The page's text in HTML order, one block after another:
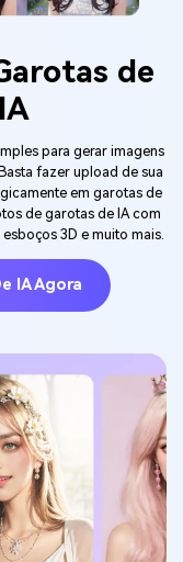
de
para gerar imagens
fazer upload de sua
em garotas de
de garotas de IA com
3D e muito mais.
IA Agora